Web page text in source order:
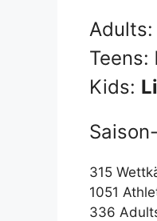
Adults:
Teens:
Kids:
315
1051
336